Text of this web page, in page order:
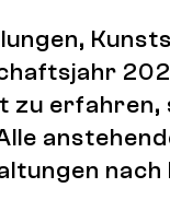
zu